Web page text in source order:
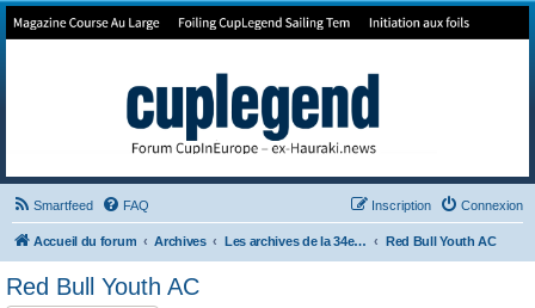
Forum de Cup In Europe
Smartfeed FAQ Connexion
Inscription
Accueil du forum Archives Les archives de la 34e America's Cup Red Bull Youth AC
Red Bull Youth AC